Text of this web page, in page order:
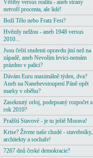
Věštby versus realita - aneb strany
netvoří procenta, ale lidé!
Boží Tělo nebo Fratz Fest?
Hvězdy nelžou - aneb 1948 versus
2010...
Jsou čeští studenti opravdu jiní než na
západě, aneb Nevolím levici-nemám
prázdno v palici?
Dávám Euru maximálně týden, dva?
Aneb na Nanebevstoupení Páně opět
marky v oběhu?
Zaseknutý orloj, podepsaný rozpočet a
rok 2010?
Pražští Stavové - je tu ještě Morava!
Krise? Živme naše chudé - stavebníky,
architekty a sochaře!
7267 dnů české demokracie?